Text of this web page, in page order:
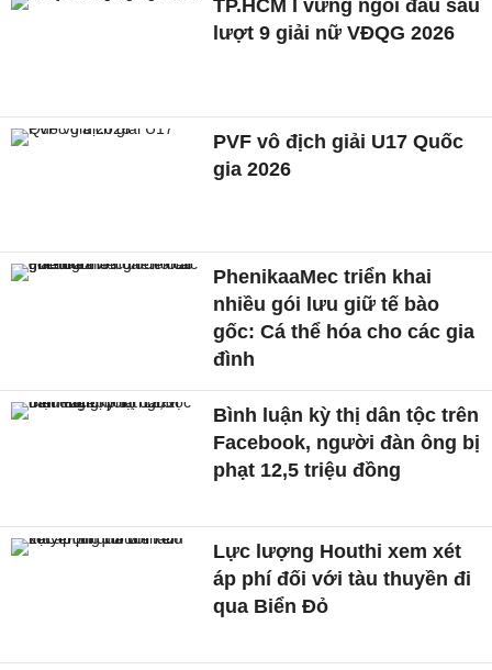
TP.HCM I vững ngôi đầu sau
lượt 9 giải nữ VĐQG 2026
PVF vô địch giải U17 Quốc
gia 2026
PhenikaaMec triển khai
nhiều gói lưu giữ tế bào
gốc: Cá thể hóa cho các gia
đình
Bình luận kỳ thị dân tộc trên
Facebook, người đàn ông bị
phạt 12,5 triệu đồng
Lực lượng Houthi xem xét
áp phí đối với tàu thuyền đi
qua Biển Đỏ